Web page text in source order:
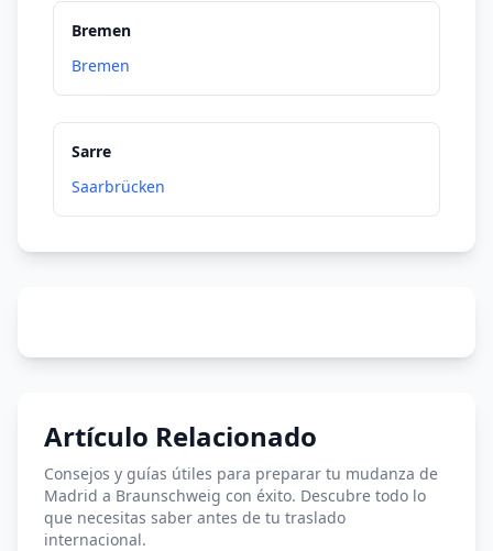
Bremen
Bremen
Sarre
Saarbrücken
Artículo Relacionado
Consejos y guías útiles para preparar tu mudanza de
Madrid a Braunschweig con éxito. Descubre todo lo
que necesitas saber antes de tu traslado
internacional.